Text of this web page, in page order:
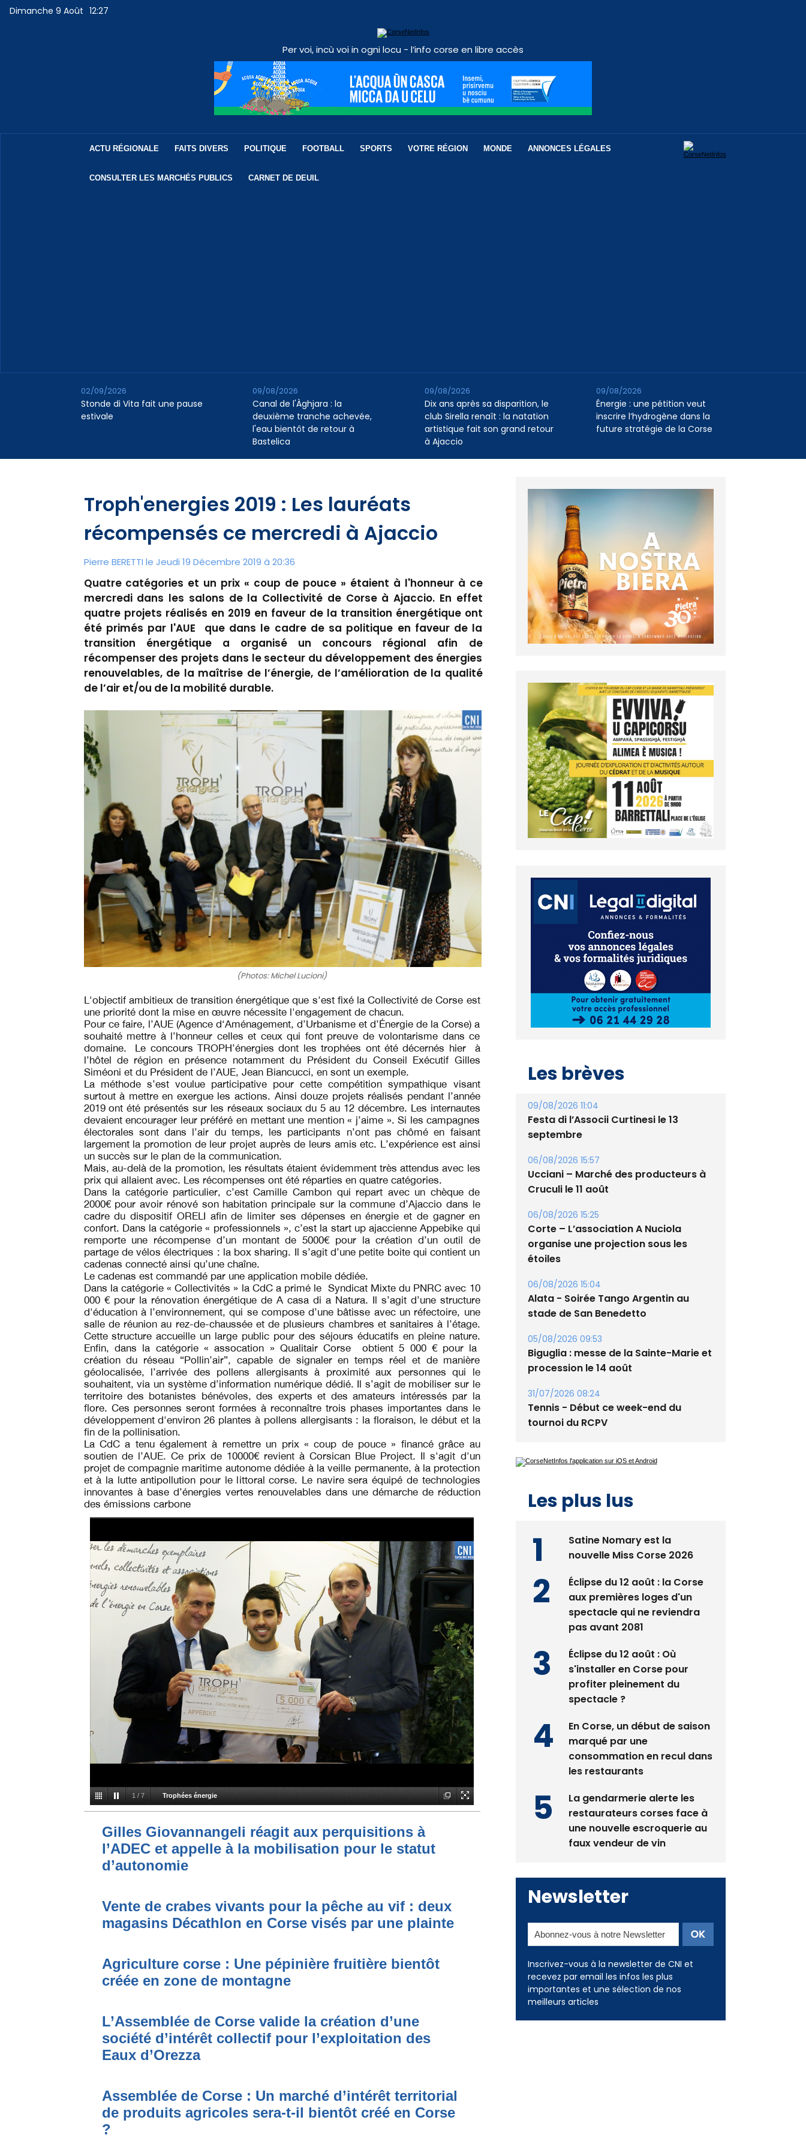
Dimanche 9 Août 12:27
Per voi, incù voi in ogni locu - l’info corse en libre accès
ACTU RÉGIONALE FAITS DIVERS POLITIQUE FOOTBALL SPORTS VOTRE RÉGION MONDE ANNONCES LÉGALES
CONSULTER LES MARCHÉS PUBLICS CARNET DE DEUIL
Stonde di Vita fait une pause
estivale
02/09/2026
Canal de l'Àghjara : la
deuxième tranche achevée,
l'eau bientôt de retour à
Bastelica
09/08/2026
Dix ans après sa disparition, le
club Sirella renaît : la natation
artistique fait son grand retour
à Ajaccio
09/08/2026
Énergie : une pétition veut
inscrire l’hydrogène dans la
future stratégie de la Corse
09/08/2026
Troph'energies 2019 : Les lauréats
récompensés ce mercredi à Ajaccio
Pierre BERETTI le Jeudi 19 Décembre 2019 à 20:36
Quatre catégories et un prix « coup de pouce » étaient à l'honneur à ce
mercredi dans les salons de la Collectivité de Corse à Ajaccio. En effet
quatre projets réalisés en 2019 en faveur de la transition énergétique ont
été primés par l'AUE ​ que dans le cadre de sa politique en faveur de la
transition énergétique a organisé un concours régional afin de
récompenser des projets dans le secteur du développement des énergies
renouvelables, de la maîtrise de l’énergie, de l’amélioration de la qualité
de l’air et/ou de la mobilité durable.
(Photos: Michel Lucioni)
L'objectif ambitieux de transition énergétique que s'est fixé la Collectivité de Corse est
une priorité dont la mise en œuvre nécessite l'engagement de chacun.
Pour ce faire, l’AUE (Agence d‘Aménagement, d’Urbanisme et d’Énergie de la Corse) a
souhaité mettre à l’honneur celles et ceux qui font preuve de volontarisme dans ce
domaine.
Le concours TROPH’énergies dont les trophées ont été décernés hier à
l’hôtel de région en présence notamment du Président du Conseil Exécutif Gilles
Siméoni et du Président de l’AUE, Jean Biancucci, en sont un exemple.
La méthode s’est voulue participative pour cette compétition sympathique visant
surtout à mettre en exergue les actions. Ainsi douze projets réalisés pendant l’année
2019 ont été présentés sur les réseaux sociaux du 5 au 12 décembre. Les internautes
devaient encourager leur préféré en mettant une mention « j’aime ». Si les campagnes
électorales sont dans l’air du temps, les participants n’ont pas chômé en faisant
largement la promotion de leur projet auprès de leurs amis etc. L’expérience est ainsi
un succès sur le plan de la communication.
Mais, au-delà de la promotion, les résultats étaient évidemment très attendus avec les
prix qui allaient avec. Les récompenses ont été réparties en quatre catégories.
Dans la catégorie particulier, c’est Camille Cambon qui repart avec un chèque de
2000€ pour avoir rénové son habitation principale sur la commune d’Ajaccio dans le
cadre du dispositif ORELI afin de limiter ses dépenses en énergie et de gagner en
confort. Dans la catégorie « professionnels », c’est la start up ajaccienne Appebike qui
remporte une récompense d’un montant de 5000€ pour la création d’un outil de
partage de vélos électriques : la box sharing. Il s’agit d’une petite boite qui contient un
cadenas connecté ainsi qu’une chaîne.
Le cadenas est commandé par une application mobile dédiée.
Dans la catégorie « Collectivités » la CdC a primé le Syndicat Mixte du PNRC avec 10
000 € pour la rénovation énergétique de A casa di a Natura. Il s’agit d’une structure
d'éducation à l’environnement, qui se compose d’une bâtisse avec un réfectoire, une
salle de réunion au rez-de-chaussée et de plusieurs chambres et sanitaires à l’étage.
Cette structure accueille un large public pour des séjours éducatifs en pleine nature.
Enfin, dans la catégorie « assocation » Qualitair Corse obtient 5 000 € pour la
création du réseau “Pollin’air”, capable de signaler en temps réel et de manière
géolocalisée, l’arrivée des pollens allergisants à proximité aux personnes qui le
souhaitent, via un système d’information numérique dédié. Il s’agit de mobiliser sur le
territoire des botanistes bénévoles, des experts et des amateurs intéressés par la
flore. Ces personnes seront formées à reconnaître trois phases importantes dans le
développement d'environ 26 plantes à pollens allergisants : la floraison, le début et la
fin de la pollinisation.
La CdC a tenu également à remettre un prix « coup de pouce » financé grâce au
soutien de l’AUE. Ce prix de 10000€ revient à Corsican Blue Project. Il s'agit d'un
projet de compagnie maritime autonome dédiée à la veille permanente, à la protection
et à la lutte antipollution pour le littoral corse. Le navire sera équipé de technologies
innovantes à base d’énergies vertes renouvelables dans une démarche de réduction
des émissions carbone
2 / 7 Trophées énergie
Gilles Giovannangeli réagit aux perquisitions à
l’ADEC et appelle à la mobilisation pour le statut
d’autonomie
Vente de crabes vivants pour la pêche au vif : deux
magasins Décathlon en Corse visés par une plainte
Agriculture corse : Une pépinière fruitière bientôt
créée en zone de montagne
L’Assemblée de Corse valide la création d’une
société d’intérêt collectif pour l’exploitation des
Eaux d’Orezza
Assemblée de Corse : Un marché d’intérêt territorial
de produits agricoles sera-t-il bientôt créé en Corse
?
Les brèves
09/08/2026 11:04
Festa di l’Associi Curtinesi le 13
septembre
06/08/2026 15:57
Ucciani – Marché des producteurs à
Cruculi le 11 août
06/08/2026 15:25
Corte – L’association A Nuciola
organise une projection sous les
étoiles
06/08/2026 15:04
Alata - Soirée Tango Argentin au
stade de San Benedetto
05/08/2026 09:53
Biguglia : messe de la Sainte-Marie et
procession le 14 août
31/07/2026 08:24
Tennis - Début ce week-end du
tournoi du RCPV
Les plus lus
Satine Nomary est la
nouvelle Miss Corse 2026
Éclipse du 12 août : la Corse
aux premières loges d'un
spectacle qui ne reviendra
pas avant 2081
Éclipse du 12 août : Où
s'installer en Corse pour
profiter pleinement du
spectacle ?
En Corse, un début de saison
marqué par une
consommation en recul dans
les restaurants
La gendarmerie alerte les
restaurateurs corses face à
une nouvelle escroquerie au
faux vendeur de vin
Newsletter
Inscrivez-vous à la newsletter de CNI et
recevez par email les infos les plus
importantes et une sélection de nos
meilleurs articles